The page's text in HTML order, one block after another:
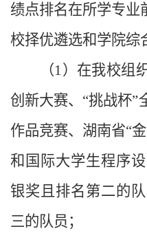
绩点排名在所学专业
校择优遴选和学院综
（1）在我校组
创新大赛、“挑战杯”
作品竞赛、湖南省“
和国际大学生程序
银奖且排名第二的
三的队员；